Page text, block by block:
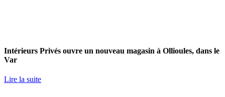
Intérieurs Privés ouvre un nouveau magasin à Ollioules, dans le
Var
Lire la suite